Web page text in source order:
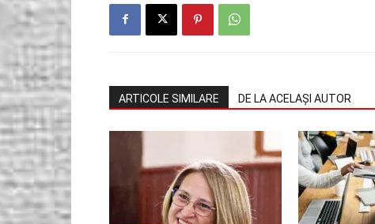
ARTICOLE SIMILARE DE LA ACELAȘI AUTOR